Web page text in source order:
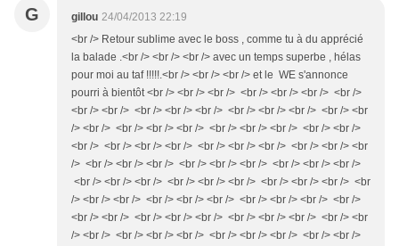
G gillou 24/04/2013 22:19
<br /> Retour sublime avec le boss , comme tu à du apprécié
la balade .<br /> <br /> <br /> avec un temps superbe , hélas
pour moi au taf !!!!!.<br /> <br /> <br /> et le WE s'annonce
pourri à bientôt <br /> <br /> <br /> <br /> <br /> <br /> <br />
<br /> <br /> <br /> <br /> <br /> <br /> <br /> <br /> <br /> <br
/> <br /> <br /> <br /> <br /> <br /> <br /> <br /> <br /> <br />
<br /> <br /> <br /> <br /> <br /> <br /> <br /> <br /> <br /> <br
/> <br /> <br /> <br /> <br /> <br /> <br /> <br /> <br /> <br />
<br /> <br /> <br /> <br /> <br /> <br /> <br /> <br /> <br /> <br
/> <br /> <br /> <br /> <br /> <br /> <br /> <br /> <br /> <br />
<br /> <br /> <br /> <br /> <br /> <br /> <br /> <br /> <br /> <br
/> <br /> <br /> <br /> <br /> <br /> <br /> <br /> <br /> <br />